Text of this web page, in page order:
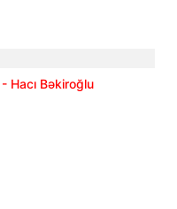
- Hacı Bəkiroğlu